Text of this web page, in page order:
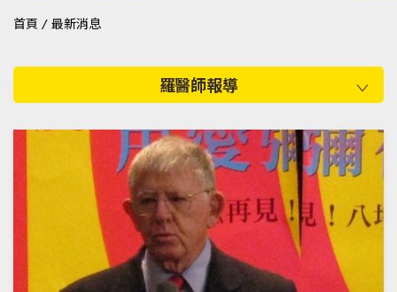
首頁 / 最新消息
羅醫師報導